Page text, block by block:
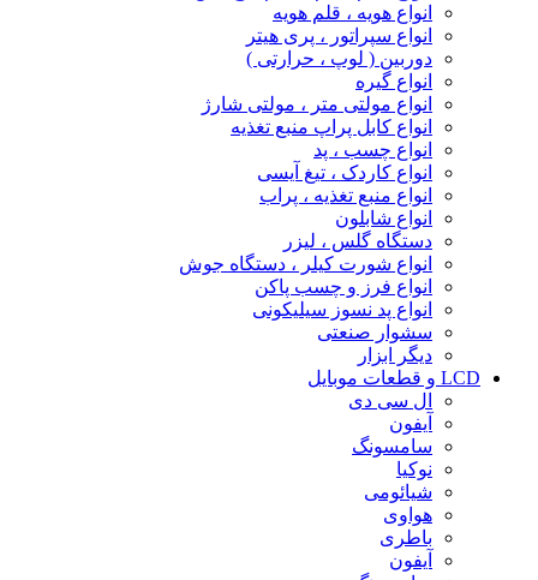
انواع هویه ، قلم هویه
انواع سپراتور ، پری هیتر
دوربین ( لوپ ، حرارتی )
انواع گیره
انواع مولتی متر ، مولتی شارژ
انواع کابل پراپ منبع تغذیه
انواع چسب ، پد
انواع کاردک ، تیغ آیسی
انواع منبع تغذیه ، پراب
انواع شابلون
دستگاه گلس ، لیزر
انواع شورت کیلر ، دستگاه جوش
انواع فرز و چسب پاکن
انواع پد نسوز سیلیکونی
سشوار صنعتی
دیگر ابزار
LCD و قطعات موبایل
ال سی دی
آیفون
سامسونگ
نوکیا
شیائومی
هواوی
باطری
آیفون